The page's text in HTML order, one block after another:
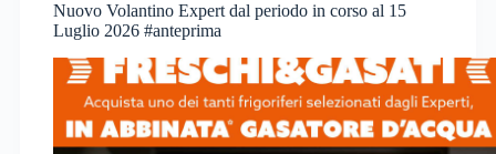
Nuovo Volantino Expert dal periodo in corso al 15
Luglio 2026 #anteprima